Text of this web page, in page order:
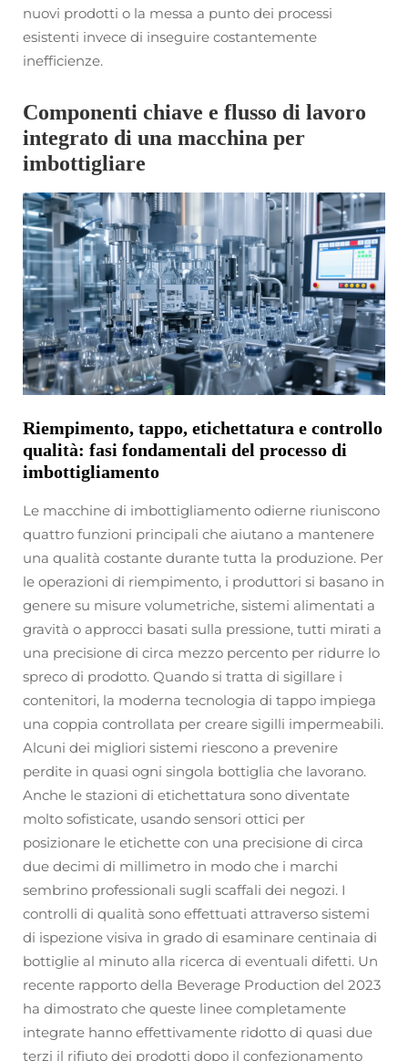
nuovi prodotti o la messa a punto dei processi
esistenti invece di inseguire costantemente
inefficienze.
Componenti chiave e flusso di lavoro
integrato di una macchina per
imbottigliare
Riempimento, tappo, etichettatura e controllo
qualità: fasi fondamentali del processo di
imbottigliamento
Le macchine di imbottigliamento odierne riuniscono
quattro funzioni principali che aiutano a mantenere
una qualità costante durante tutta la produzione. Per
le operazioni di riempimento, i produttori si basano in
genere su misure volumetriche, sistemi alimentati a
gravità o approcci basati sulla pressione, tutti mirati a
una precisione di circa mezzo percento per ridurre lo
spreco di prodotto. Quando si tratta di sigillare i
contenitori, la moderna tecnologia di tappo impiega
una coppia controllata per creare sigilli impermeabili.
Alcuni dei migliori sistemi riescono a prevenire
perdite in quasi ogni singola bottiglia che lavorano.
Anche le stazioni di etichettatura sono diventate
molto sofisticate, usando sensori ottici per
posizionare le etichette con una precisione di circa
due decimi di millimetro in modo che i marchi
sembrino professionali sugli scaffali dei negozi. I
controlli di qualità sono effettuati attraverso sistemi
di ispezione visiva in grado di esaminare centinaia di
bottiglie al minuto alla ricerca di eventuali difetti. Un
recente rapporto della Beverage Production del 2023
ha dimostrato che queste linee completamente
integrate hanno effettivamente ridotto di quasi due
terzi il rifiuto dei prodotti dopo il confezionamento